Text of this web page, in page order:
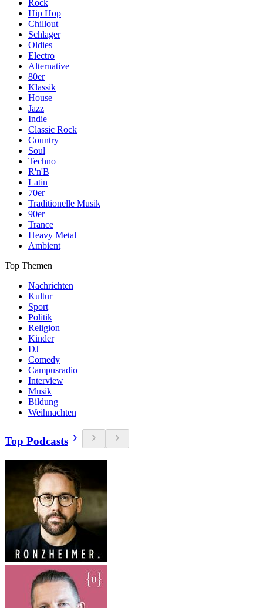
Rock
Hip Hop
Chillout
Schlager
Oldies
Electro
Alternative
80er
Klassik
House
Jazz
Indie
Classic Rock
Country
Soul
Techno
R'n'B
Latin
70er
Traditionelle Musik
90er
Trance
Heavy Metal
Ambient
Top Themen
Nachrichten
Kultur
Sport
Politik
Religion
Kinder
DJ
Comedy
Campusradio
Interview
Musik
Bildung
Weihnachten
Top Podcasts